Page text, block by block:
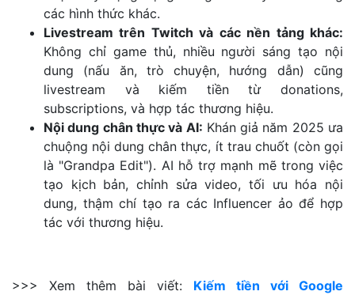
các hình thức khác.
Livestream trên Twitch và các nền tảng khác:
Không chỉ game thủ, nhiều người sáng tạo nội
dung (nấu ăn, trò chuyện, hướng dẫn) cũng
livestream và kiếm tiền từ donations,
subscriptions, và hợp tác thương hiệu.
Nội dung chân thực và AI: Khán giả năm 2025 ưa
chuộng nội dung chân thực, ít trau chuốt (còn gọi
là "Grandpa Edit"). AI hỗ trợ mạnh mẽ trong việc
tạo kịch bản, chỉnh sửa video, tối ưu hóa nội
dung, thậm chí tạo ra các Influencer ảo để hợp
tác với thương hiệu.
>>> Xem thêm bài viết: Kiếm tiền với Google